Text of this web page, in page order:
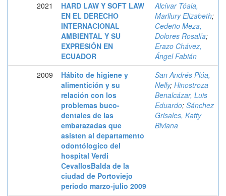
2021
HARD LAW Y SOFT LAW
EN EL DERECHO
INTERNACIONAL
AMBIENTAL Y SU
EXPRESIÓN EN
ECUADOR
Alcívar Tóala,
Marllury Elizabeth;
Cedeño Meza,
Dolores Rosalía;
Erazo Chávez,
Ángel Fabián
2009
Hábito de higiene y
alimentición y su
relación con los
problemas buco-
dentales de las
embarazadas que
asisten al departamento
odontólogico del
hospital Verdi
CevallosBalda de la
ciudad de Portoviejo
periodo marzo-julio 2009
San Andrés Plúa,
Nelly; Hinostroza
Benalcázar, Luis
Eduardo; Sánchez
Grisales, Katty
Biviana